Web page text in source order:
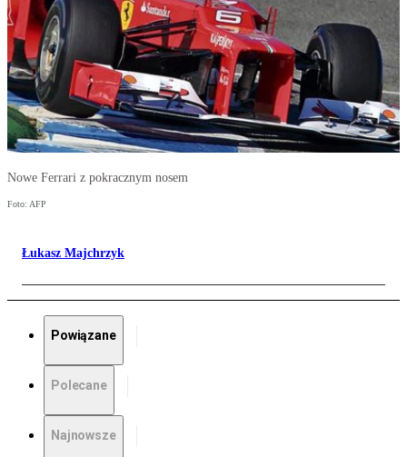
Nowe Ferrari z pokracznym nosem
Foto: AFP
Łukasz Majchrzyk
Powiązane
Polecane
Najnowsze